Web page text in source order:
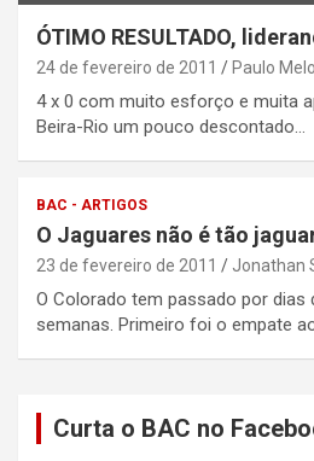
ÓTIMO RESULTADO,
24 de fevereiro de 2011 Paulo Melo
4 x 0 com muito esforço e muita
Beira-Rio um pouco descontado…
BAC - ARTIGOS
O Jaguares não é tão
23 de fevereiro de 2011 Jonathan
O Colorado tem passado por dias
semanas. Primeiro foi o empate
Curta o BAC no